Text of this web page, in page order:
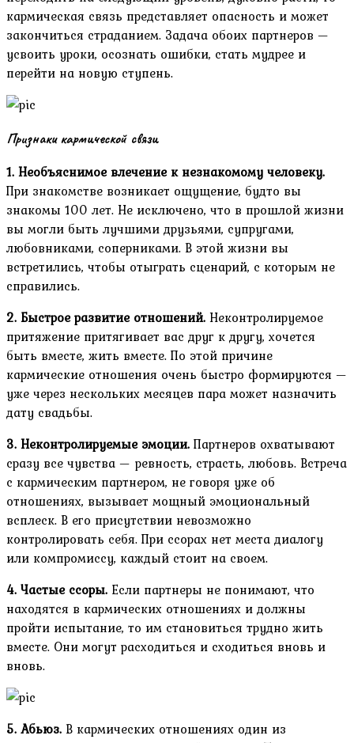
кармическая связь представляет опасность и может
закончиться страданием. Задача обоих партнеров —
усвоить уроки, осознать ошибки, стать мудрее и
перейти на новую ступень.
Признаки кармической связи
1. Необъяснимое влечение к незнакомому человеку.
При знакомстве возникает ощущение, будто вы
знакомы 100 лет. Не исключено, что в прошлой жизни
вы могли быть лучшими друзьями, супругами,
любовниками, соперниками. В этой жизни вы
встретились, чтобы отыграть сценарий, с которым не
справились.
2. Быстрое развитие отношений. Неконтролируемое
притяжение притягивает вас друг к другу, хочется
быть вместе, жить вместе. По этой причине
кармические отношения очень быстро формируются —
уже через нескольких месяцев пара может назначить
дату свадьбы.
3. Неконтролируемые эмоции. Партнеров охватывают
сразу все чувства — ревность, страсть, любовь. Встреча
с кармическим партнером, не говоря уже об
отношениях, вызывает мощный эмоциональный
всплеск. В его присутствии невозможно
контролировать себя. При ссорах нет места диалогу
или компромиссу, каждый стоит на своем.
4. Частые ссоры. Если партнеры не понимают, что
находятся в кармических отношениях и должны
пройти испытание, то им становиться трудно жить
вместе. Они могут расходиться и сходиться вновь и
вновь.
5. Абьюз. В кармических отношениях один из